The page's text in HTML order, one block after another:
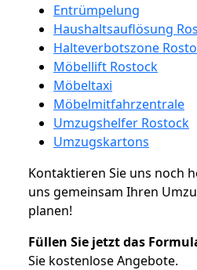
Entrümpelung
Haushaltsauflösung
Halteverbotszone
Möbellift Rostock
Möbeltaxi
Möbelmitfahrzentrale
Umzugshelfer Rostock
Umzugskartons
Kontaktieren Sie uns noch
uns gemeinsam Ihren
planen!
Füllen Sie jetzt das
Sie kostenlose Angebote.